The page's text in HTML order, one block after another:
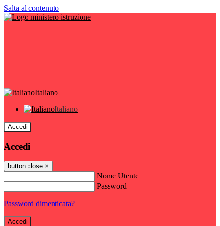
Salta al contenuto
Italiano
Italiano
Accedi
Accedi
button close ×
Nome Utente
Password
Password dimenticata?